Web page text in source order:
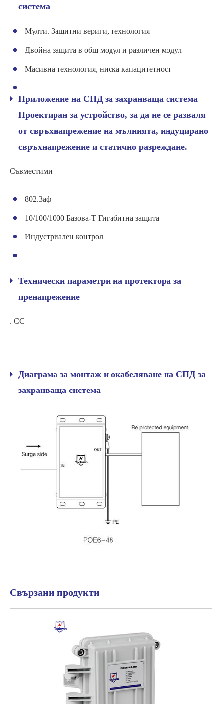
система
Мулти. Защитни вериги, технология
Двойна защита в общ модул и различен модул
Масивна технология, ниска капацитетност
Приложение на СПД за захранваща система
Проектиран за устройство, за да не се разваля
от свръхнапрежение на мълнията, индуцирано
свръхнапрежение и статично разреждане.
Съвместими
802.3аф
10/100/1000 Базова-Т Гигабитна защита
Индустриален контрол
Технически параметри на протектора за
пренапрежение
. CC
Диаграма за монтаж и окабеляване на СПД за
захранваща система
Свързани продукти